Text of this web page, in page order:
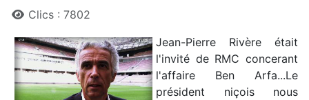
Clics : 7802
Jean-Pierre Rivère était
l'invité de RMC concerant
l'affaire Ben Arfa...Le
président niçois nous